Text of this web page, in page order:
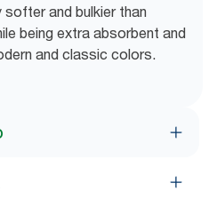
softer and bulkier than
being extra absorbent and
and classic colors.